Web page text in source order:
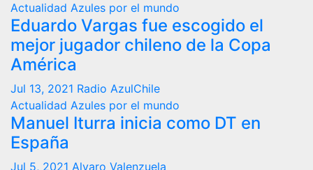
Actualidad Azules por el mundo
Eduardo Vargas fue escogido el
mejor jugador chileno de la Copa
América
Jul 13, 2021 Radio AzulChile
Actualidad Azules por el mundo
Manuel Iturra inicia como DT en
España
Jul 5, 2021 Alvaro Valenzuela